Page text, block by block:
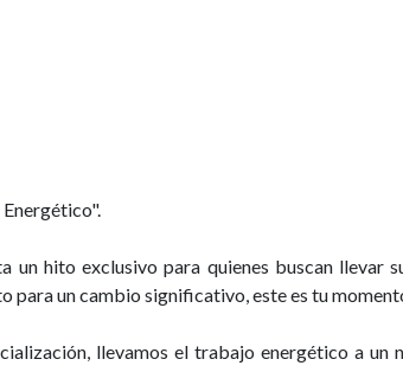
un hito exclusivo para quienes buscan llevar
para un cambio significativo, este es tu
llevamos el trabajo energético a un